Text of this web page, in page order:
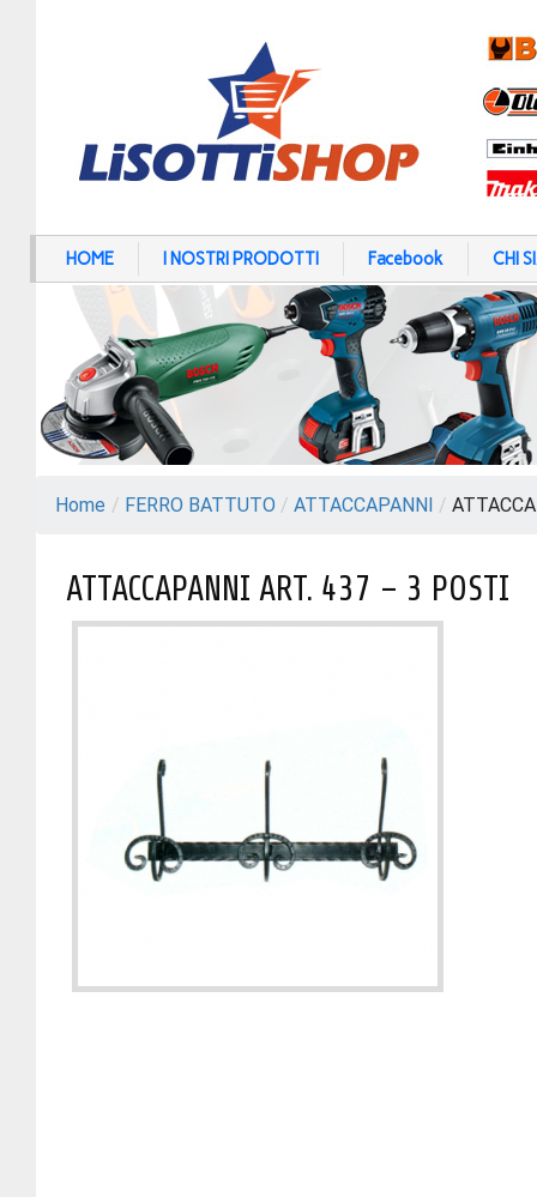
HOME I NOSTRI PRODOTTI Facebook CHI
Home / FERRO BATTUTO / ATTACCAPANNI /
ATTACCAPANNI ART. 437 – 3 POSTI